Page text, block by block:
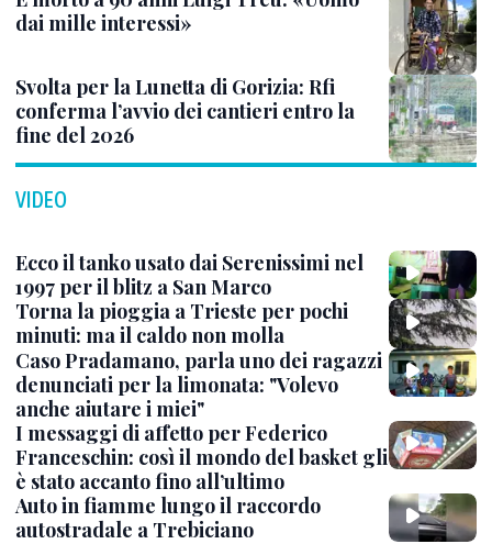
dai mille interessi»
Svolta per la Lunetta di Gorizia: Rfi
conferma l’avvio dei cantieri entro la
fine del 2026
VIDEO
Ecco il tanko usato dai Serenissimi nel
1997 per il blitz a San Marco
Torna la pioggia a Trieste per pochi
minuti: ma il caldo non molla
Caso Pradamano, parla uno dei ragazzi
denunciati per la limonata: "Volevo
anche aiutare i miei"
I messaggi di affetto per Federico
Franceschin: così il mondo del basket gli
è stato accanto fino all’ultimo
Auto in fiamme lungo il raccordo
autostradale a Trebiciano